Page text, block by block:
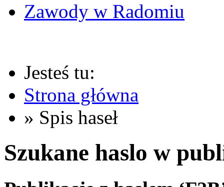
Zawody w Radomiu
Jesteś tu:
Strona główna
» Spis haseł
Szukane haslo w